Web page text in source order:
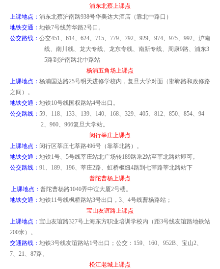
浦东北蔡上课点
上课地点： 浦东北蔡沪南路938号华美达大酒店（靠北中路口）
地铁交通： 地铁7号线芳华路2号口。
公交路线： 公交451、 614、 624、 715、 779、 792、 929、 974、 975、 992、沪南
线、南川线、龙大专线、龙东专线、南新专线、周康9路、浦东3
5路到沪南路北中路站
杨浦五角场上课点
上课地点： 杨浦国达路25号明天进修学校内，复旦大学对面（邯郸路和政修路
之间）。
地铁交通： 地铁10号线国权路站4号出口 。
公交路线： 59、 118、 133、 139、 140、 168、 329、 405、 812、 850、 854、 94
2、 960、 966复旦大学站。
闵行莘庄上课点
上课地点： 闵行区莘庄七莘路496号（靠莘北路）。
地铁交通： 地铁1号、 5号线莘庄站北广场转189路乘2站至莘北路站即可。
公交路线： 91、 189、 196、莘庄2路、虹桥枢纽4路到七莘路莘北路站下
普陀曹杨上课点
上课地点： 普陀曹杨路1040弄中谊大厦2号楼。
地铁交通： 地铁11号线枫桥路站3号出口， 3、 4号线曹杨路站；
宝山友谊路上课点
上课地点： 宝山友谊路327号上海东方职业培训学校内（距3号线友谊路地铁站
200米）。
交通路线： 地铁3号线友谊路站1号出口；公交： 159、 160、 952B、宝山2、
7、 21、 87路。
松江老城上课点